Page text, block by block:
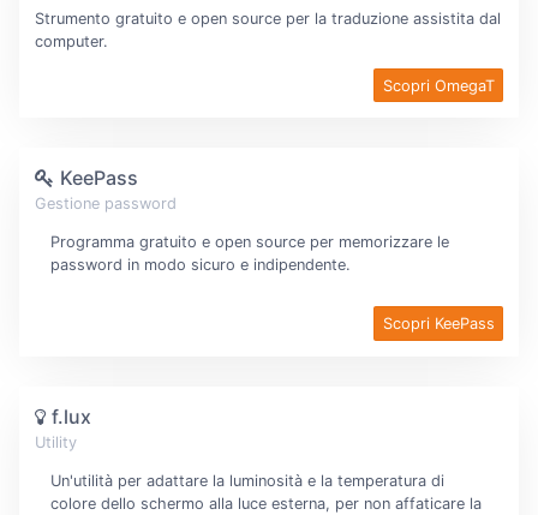
Strumento gratuito e open source per la traduzione assistita dal
computer.
Scopri OmegaT
KeePass
Gestione password
Programma gratuito e open source per memorizzare le
password in modo sicuro e indipendente.
Scopri KeePass
f.lux
Utility
Un'utilità per adattare la luminosità e la temperatura di
colore dello schermo alla luce esterna, per non affaticare la